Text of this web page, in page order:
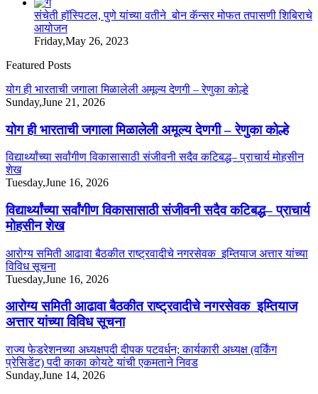
संचेती हॉस्पिटल, पुणे यांच्या वतीने बोन कॅन्सर मोफत तपासणी शिबिराचे
आयोजन
Friday,May 26, 2023
Featured Posts
योग ही भारताची जगाला मिळालेली अमूल्य देणगी – रेणुका कोल्हे
Sunday,June 21, 2026
योग ही भारताची जगाला मिळालेली अमूल्य देणगी – रेणुका कोल्हे
विद्यार्थ्यांच्या सर्वांगीण विकासासाठी संजीवनी सदैव कटिबद्ध– प्राचार्य मोहसीन
शेख
Tuesday,June 16, 2026
विद्यार्थ्यांच्या सर्वांगीण विकासासाठी संजीवनी सदैव कटिबद्ध– प्राचार्य
मोहसीन शेख
आरोग्य समिती आढावा बैठकीत राष्ट्रवादीचे नगरसेवक इम्तियाज अत्तार यांच्या
विविध सूचना
Tuesday,June 16, 2026
आरोग्य समिती आढावा बैठकीत राष्ट्रवादीचे नगरसेवक इम्तियाज
अत्तार यांच्या विविध सूचना
राज्य फेडरेशनच्या अध्यक्षपदी दीपक पटवर्धन; कार्यकारी अध्यक्ष (वर्किंग
प्रेसिडेंट) पदी काका कोयटे यांची एकमताने निवड
Sunday,June 14, 2026